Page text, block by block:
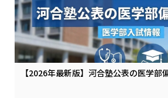
【2026年最新版】河合塾公表の医学部